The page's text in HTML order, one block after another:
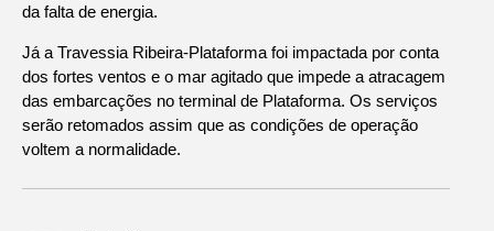
da falta de energia.
Já a Travessia Ribeira-Plataforma foi impactada por conta
dos fortes ventos e o mar agitado que impede a atracagem
das embarcações no terminal de Plataforma. Os serviços
serão retomados assim que as condições de operação
voltem a normalidade.